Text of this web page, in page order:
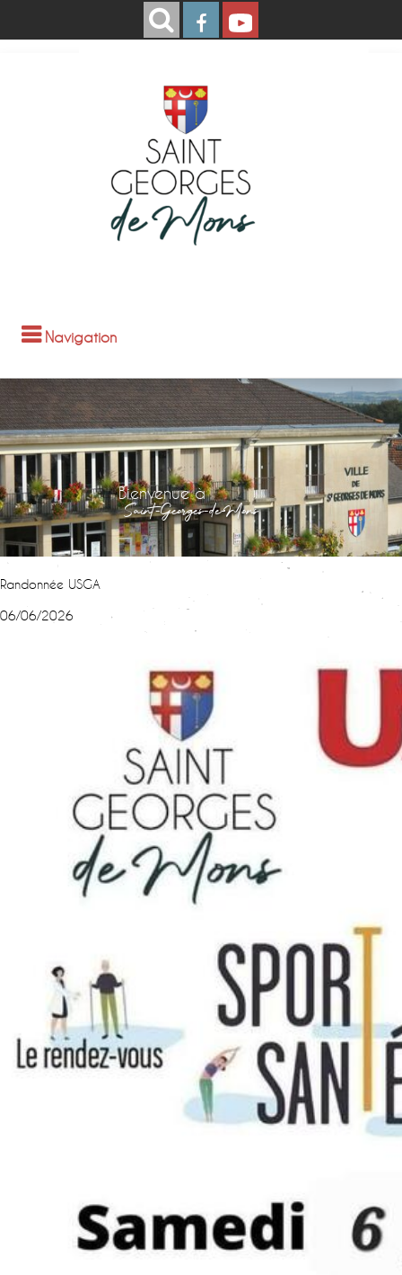
Navigation
Bienvenue à
Saint-Georges-de-Mons
Randonnée USGA
06/06/2026